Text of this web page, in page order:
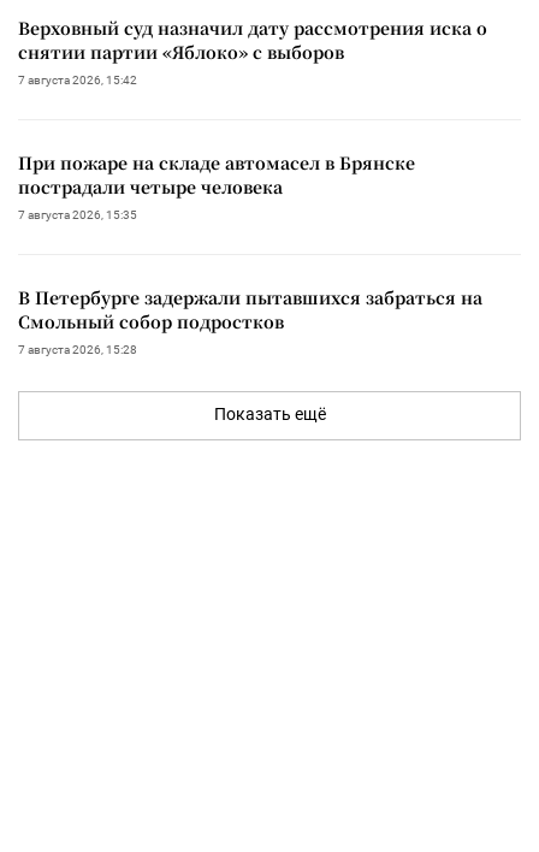
Верховный суд назначил дату рассмотрения иска о
снятии партии «Яблоко» с выборов
7 августа 2026, 15:42
При пожаре на складе автомасел в Брянске
пострадали четыре человека
7 августа 2026, 15:35
В Петербурге задержали пытавшихся забраться на
Смольный собор подростков
7 августа 2026, 15:28
Показать ещё